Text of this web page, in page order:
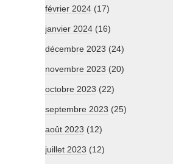
février 2024 (17)
janvier 2024 (16)
décembre 2023 (24)
novembre 2023 (20)
octobre 2023 (22)
septembre 2023 (25)
août 2023 (12)
juillet 2023 (12)